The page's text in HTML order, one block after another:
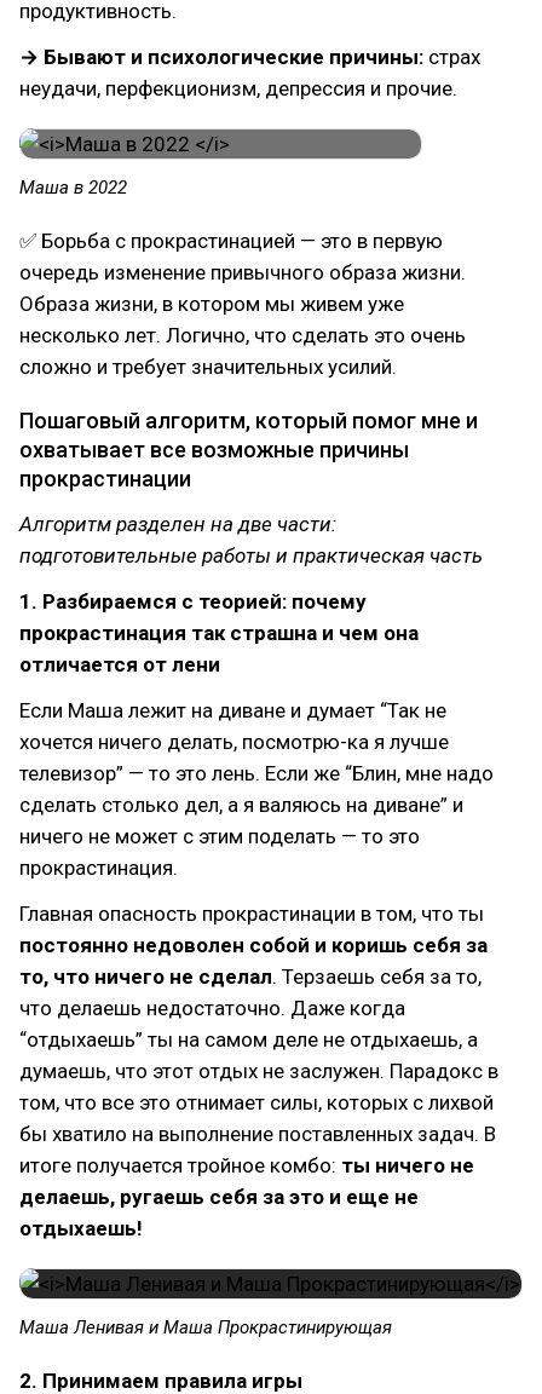
продуктивность.
→ Бывают и психологические причины: страх
неудачи, перфекционизм, депрессия и прочие.
Маша в 2022
✅ Борьба с прокрастинацией — это в первую
очередь изменение привычного образа жизни.
Образа жизни, в котором мы живем уже
несколько лет. Логично, что сделать это очень
сложно и требует значительных усилий.
Пошаговый алгоритм, который помог мне и
охватывает все возможные причины
прокрастинации
Алгоритм разделен на две части:
подготовительные работы и практическая часть
1. Разбираемся с теорией: почему
прокрастинация так страшна и чем она
отличается от лени
Если Маша лежит на диване и думает “Так не
хочется ничего делать, посмотрю-ка я лучше
телевизор” — то это лень. Если же “Блин, мне надо
сделать столько дел, а я валяюсь на диване” и
ничего не может с этим поделать — то это
прокрастинация.
Главная опасность прокрастинации в том, что ты
постоянно недоволен собой и коришь себя за
то, что ничего не сделал. Терзаешь себя за то,
что делаешь недостаточно. Даже когда
“отдыхаешь” ты на самом деле не отдыхаешь, а
думаешь, что этот отдых не заслужен. Парадокс в
том, что все это отнимает силы, которых с лихвой
бы хватило на выполнение поставленных задач. В
итоге получается тройное комбо: ты ничего не
делаешь, ругаешь себя за это и еще не
отдыхаешь!
Маша Ленивая и Маша Прокрастинирующая
2. Принимаем правила игры